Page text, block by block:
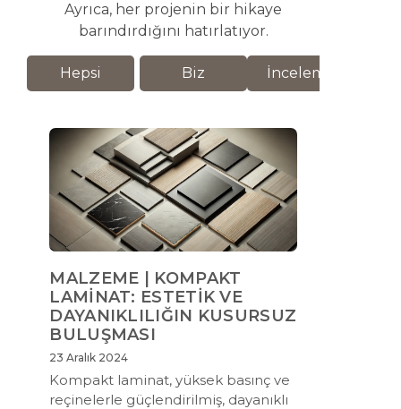
Ayrıca, her projenin bir hikaye
barındırdığını hatırlatıyor.
Hepsi Biz İnceleme
MALZEME | KOMPAKT
LAMİNAT: ESTETİK VE
DAYANIKLILIĞIN KUSURSUZ
BULUŞMASI
23 Aralık 2024
Kompakt laminat, yüksek basınç ve
reçinelerle güçlendirilmiş, dayanıklı